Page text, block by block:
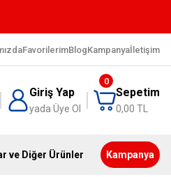
FavorilerimBlogKampanyaİletişim
Giriş Yap
yada Üye Ol
Sepetim
0,00 TL
0
ve Diğer Ürünler Kampanya